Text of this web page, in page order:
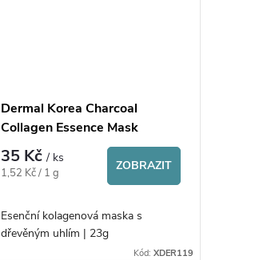
Dermal Korea Charcoal
Collagen Essence Mask
35 Kč/ ks
Měrná
1,52 Kč / 1 g
ZOBRAZIT
Esenční kolagenová maska s
dřevěným uhlím | 23g
Kód: XDER119